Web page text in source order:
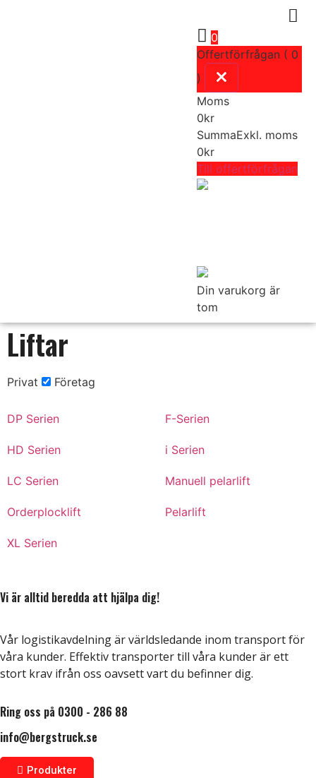
0
Offertförfrågan ( 0
)
Moms
0kr
SummaExkl. moms
0kr
Till offertförfrågan
Din varukorg är
tom
Liftar
Privat Företag
DP Serien F-Serien
HD Serien i Serien
LC Serien Manuell pelarlift
Orderplocklift Pelarlift
XL Serien
Vi är alltid beredda att hjälpa dig!
Vår logistikavdelning är världsledande inom transport för
våra kunder. Effektiv transporter till våra kunder är ett
stort krav ifrån oss oavsett vart du befinner dig.
Ring oss på 0300 - 286 88
info@bergstruck.se
Produkter